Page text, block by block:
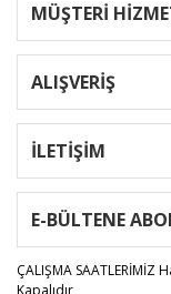
MÜŞTERİ
ALIŞVERİŞ
İLETİŞİM
E-BÜLTENE
ÇALIŞMA SAATLERİMİZ
Kapalıdır